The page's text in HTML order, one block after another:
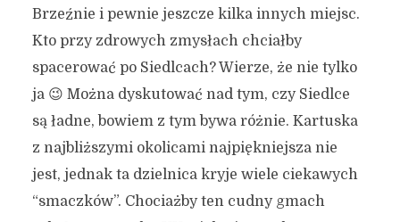
Brzeźnie i pewnie jeszcze kilka innych miejsc.
Kto przy zdrowych zmysłach chciałby
spacerować po Siedlcach? Wierze, że nie tylko
ja 😉 Można dyskutować nad tym, czy Siedlce
są ładne, bowiem z tym bywa różnie. Kartuska
z najbliższymi okolicami najpiękniejsza nie
jest, jednak ta dzielnica kryje wiele ciekawych
“smaczków”. Chociażby ten cudny gmach